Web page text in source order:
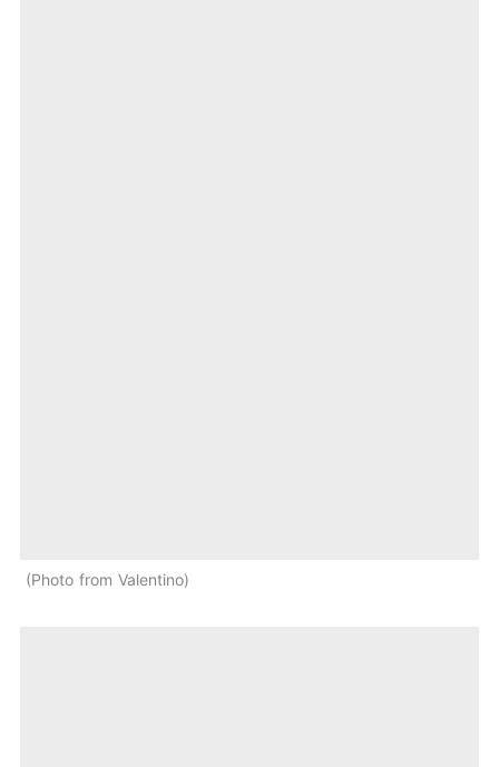
Photo from Valentino